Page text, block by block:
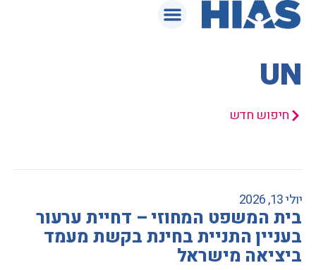
UN
חיפוש חדש
יולי 13, 2026
בית המשפט המחוזי – דחיית ערעור
בעניין התניית בחינת בקשת מעמד
ביציאה מישראל